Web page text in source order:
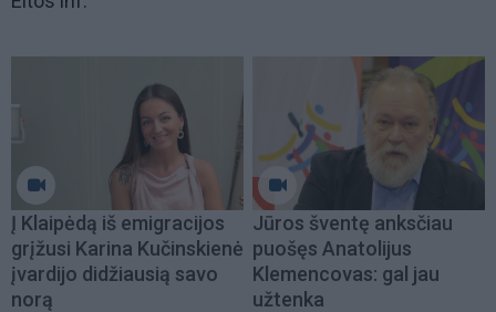
Į Klaipėdą iš emigracijos
grįžusi Karina Kučinskienė
įvardijo didžiausią savo
norą
Jūros šventę anksčiau
puošęs Anatolijus
Klemencovas: gal jau
užtenka